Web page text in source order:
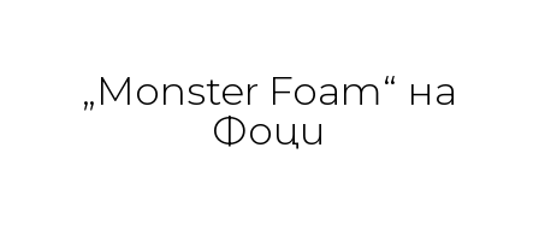
„Monster Foam“ на
Фоци